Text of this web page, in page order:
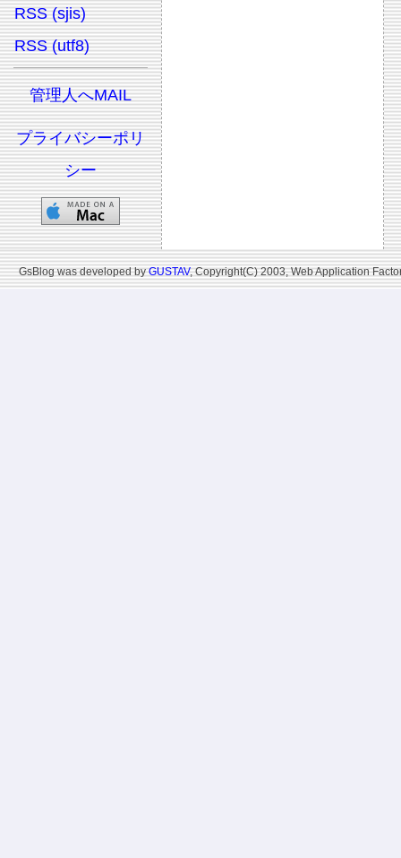
RSS (sjis)
RSS (utf8)
管理人へMAIL
プライバシーポリ
シー
GsBlog was developed byGUSTAV, Copyright(C) 2003, Web Application